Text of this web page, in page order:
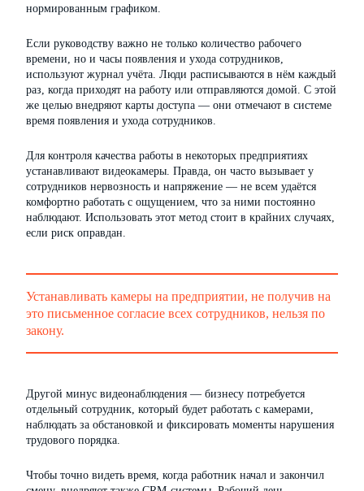
нормированным графиком.
Если руководству важно не только количество рабочего
времени, но и часы появления и ухода сотрудников,
используют журнал учёта. Люди расписываются в нём каждый
раз, когда приходят на работу или отправляются домой. С этой
же целью внедряют карты доступа — они отмечают в системе
время появления и ухода сотрудников.
Для контроля качества работы в некоторых предприятиях
устанавливают видеокамеры. Правда, он часто вызывает у
сотрудников нервозность и напряжение — не всем удаётся
комфортно работать с ощущением, что за ними постоянно
наблюдают. Использовать этот метод стоит в крайних случаях,
если риск оправдан.
Устанавливать камеры на предприятии, не получив на
это письменное согласие всех сотрудников, нельзя по
закону.
Другой минус видеонаблюдения — бизнесу потребуется
отдельный сотрудник, который будет работать с камерами,
наблюдать за обстановкой и фиксировать моменты нарушения
трудового порядка.
Чтобы точно видеть время, когда работник начал и закончил